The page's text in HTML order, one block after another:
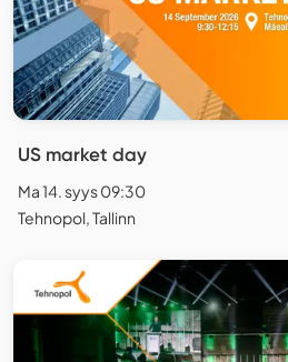
US market day
Ma 14. syys 09:30
Tehnopol, Tallinn